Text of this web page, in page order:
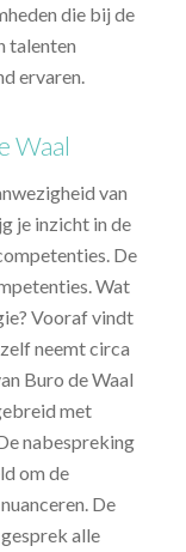
die bij de
talenten
ervaren.
Waal
van
je inzicht in de
De
Wat
Vooraf vindt
neemt circa
Buro de Waal
met
nabespreking
om de
De
alle